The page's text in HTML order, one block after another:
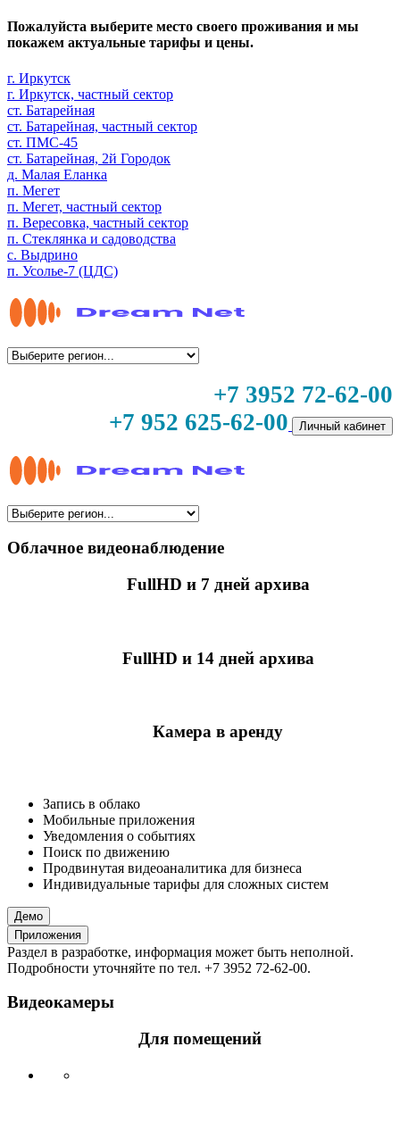
Пожалуйста выберите место своего проживания и мы
покажем актуальные тарифы и цены.
г. Иркутск
г. Иркутск, частный сектор
ст. Батарейная
ст. Батарейная, частный сектор
ст. ПМС-45
ст. Батарейная, 2й Городок
д. Малая Еланка
п. Мегет
п. Мегет, частный сектор
п. Вересовка, частный сектор
п. Стеклянка и садоводства
с. Выдрино
п. Усолье-7 (ЦДС)
+7 3952 72-62-00
+7 952 625-62-00
Личный кабинет
Облачное видеонаблюдение
FullHD и 7 дней архива
FullHD и 14 дней архива
Камера в аренду
Запись в облако
Мобильные приложения
Уведомления о событиях
Поиск по движению
Продвинутая видеоаналитика для бизнеса
Индивидуальные тарифы для сложных систем
Демо
Приложения
Раздел в разработке, информация может быть неполной.
Подробности уточняйте по тел. +7 3952 72-62-00.
Видеокамеры
Для помещений